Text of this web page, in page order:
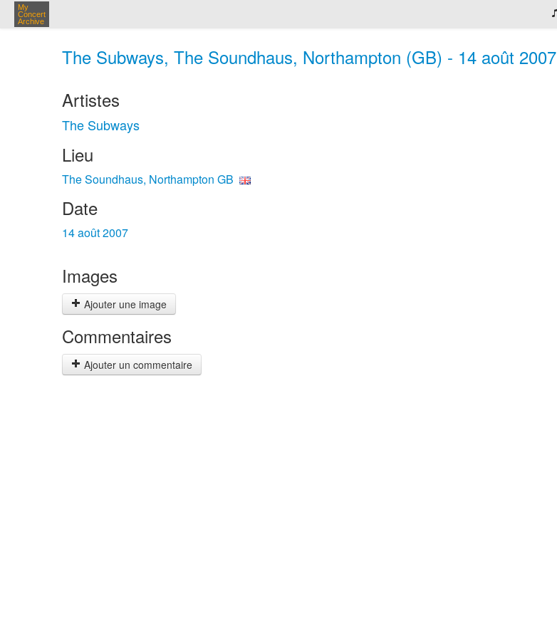
My
Concert
Archive
The Subways, The Soundhaus, Northampton (GB) - 14 août 2007
Artistes
The Subways
Lieu
The Soundhaus, Northampton GB
Date
14 août 2007
Images
Ajouter une image
Commentaires
Ajouter un commentaire